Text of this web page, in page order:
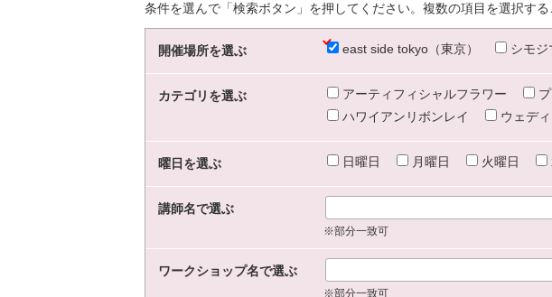
条件を選んで「検索ボタン」を押してください。複数の項目を選択する
開催場所を選ぶ east side tokyo（東京） シモジ
カテゴリを選ぶ アーティフィシャルフラワー
ハワイアンリボンレイ
ウェデ
曜日を選ぶ 日曜日 月曜日 火曜日
講師名で選ぶ
※部分一致可
ワークショップ名で選ぶ
※部分一致可